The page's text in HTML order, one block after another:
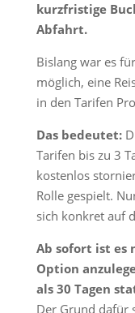
kurzfristige
Abfahrt.
Bislang war es
möglich, eine
in den Tarifen
Das bedeutet:
Tarifen bis zu 3
kostenlos
Rolle gespielt.
sich konkret auf
Ab sofort ist es
Option
als 30 Tagen
Der Grund dafür